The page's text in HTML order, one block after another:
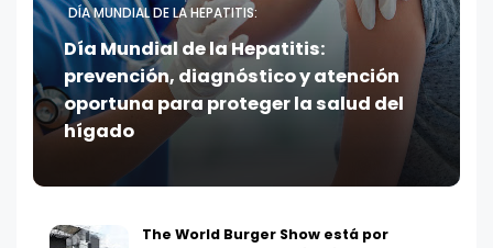
DÍA MUNDIAL DE LA HEPATITIS:
Día Mundial de la Hepatitis:
prevención, diagnóstico y atención
oportuna para proteger la salud del
hígado
The World Burger Show está por